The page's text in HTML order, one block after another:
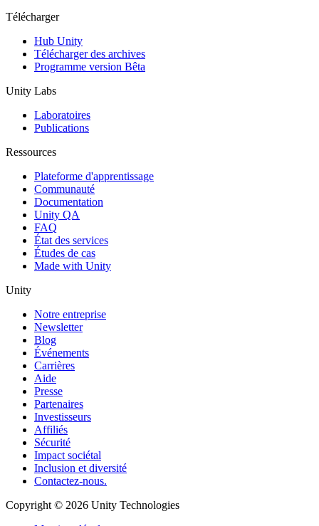
Télécharger
Hub Unity
Télécharger des archives
Programme version Bêta
Unity Labs
Laboratoires
Publications
Ressources
Plateforme d'apprentissage
Communauté
Documentation
Unity QA
FAQ
État des services
Études de cas
Made with Unity
Unity
Notre entreprise
Newsletter
Blog
Événements
Carrières
Aide
Presse
Partenaires
Investisseurs
Affiliés
Sécurité
Impact sociétal
Inclusion et diversité
Contactez-nous.
Copyright © 2026 Unity Technologies